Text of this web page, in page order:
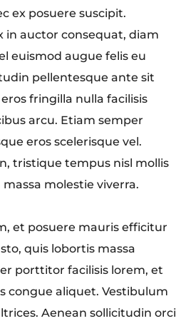
ex posuere suscipit.
in auctor consequat, diam
euismod augue felis eu
pellentesque ante sit
fringilla nulla facilisis
arcu. Etiam semper
eros scelerisque vel.
tristique tempus nisl mollis
molestie viverra.
et posuere mauris efficitur
quis lobortis massa
porttitor facilisis lorem, et
congue aliquet. Vestibulum
Aenean sollicitudin orci